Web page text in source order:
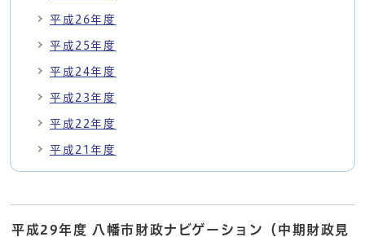
平成26年度
平成25年度
平成24年度
平成23年度
平成22年度
平成21年度
平成29年度 八幡市財政ナビゲーション（中期財政見